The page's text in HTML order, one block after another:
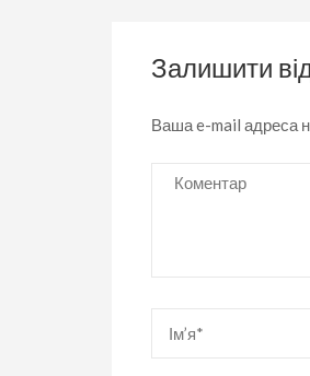
Залишити
Ваша e-mail адреса
Коментар